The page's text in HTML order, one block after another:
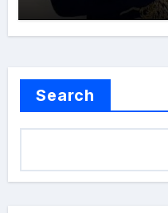
Search